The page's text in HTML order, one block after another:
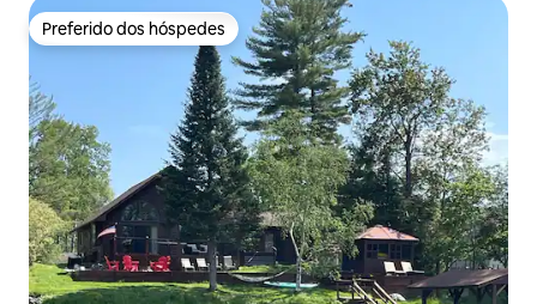
Preferido dos hóspedes
Preferido dos hóspedes